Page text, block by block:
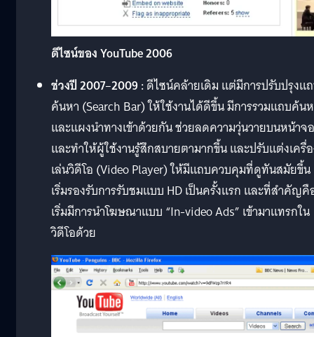
ดีไซน์ของ YouTube 2006
ช่วงปี2007–2009 :ดีไซน์คล้ายเดิม แต่มีการปรับปรุงแ
ค้นหา (Search Bar) ให้ใช้งานได้ดีขึ้น มีการรวมแถบค้น
และแผงนำทางเข้าด้วยกัน ช่วยลดความวุ่นวายบนหน้าจอ
และทำให้ผู้ใช้งานรู้สึกสบายตามากขึ้น และปรับแต่งเครื่
เล่นวิดีโอ (Video Player) ให้มีแถบควบคุมที่ดูทันสมัยขึ้น
เริ่มรองรับการรับชมแบบ HD เป็นครั้งแรก และที่สำคัญคื
เริ่มมีการนำโฆษณาแบบ “In-video Ads” เข้ามาแทรกใน
วิดีโอด้วย